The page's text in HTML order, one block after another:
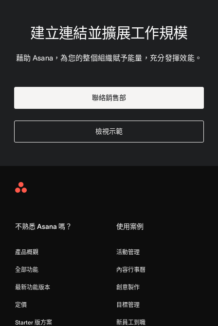
建立連結並擴展工作規模
藉助 Asana，為您的整個組織賦予能量，充分發揮效能。
聯絡銷售部
檢視示範
Asana
不熟悉 Asana 嗎？
產品概觀
全部功能
最新功能版本
定價
Starter 版方案
使用案例
活動管理
內容行事曆
創意製作
目標管理
新員工到職